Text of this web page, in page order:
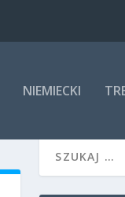
NIEMIECKI